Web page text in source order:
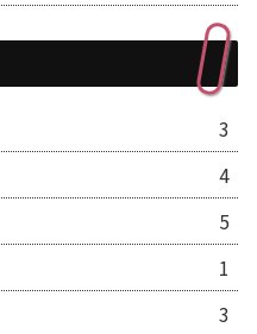
3
4
5
1
3